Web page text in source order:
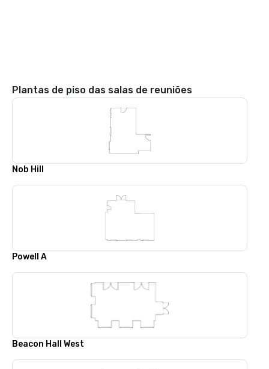
Plantas de piso das salas de reuniões
Nob Hill
Powell A
Beacon Hall West